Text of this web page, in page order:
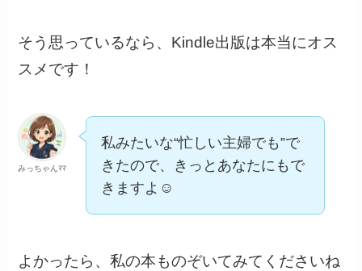
そう思っているなら、Kindle出版は本当にオス
スメです！
みっちゃんﾏﾏ
私みたいな“忙しい主婦でも”で
きたので、きっとあなたにもで
きますよ☺️
よかったら、私の本ものぞいてみてくださいね